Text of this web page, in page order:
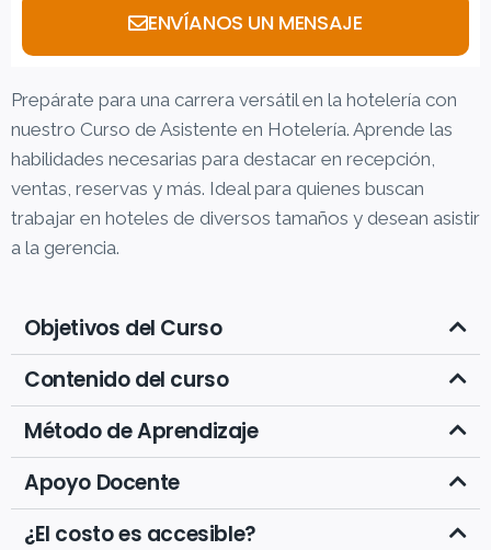
Prepárate para una carrera versátil en la hotelería con
nuestro Curso de Asistente en Hotelería. Aprende las
habilidades necesarias para destacar en recepción,
ventas, reservas y más. Ideal para quienes buscan
trabajar en hoteles de diversos tamaños y desean asistir
a la gerencia.
Objetivos del Curso
Contenido del curso
Método de Aprendizaje
Apoyo Docente
¿El costo es accesible?
ENVÍANOS UN MENSAJE